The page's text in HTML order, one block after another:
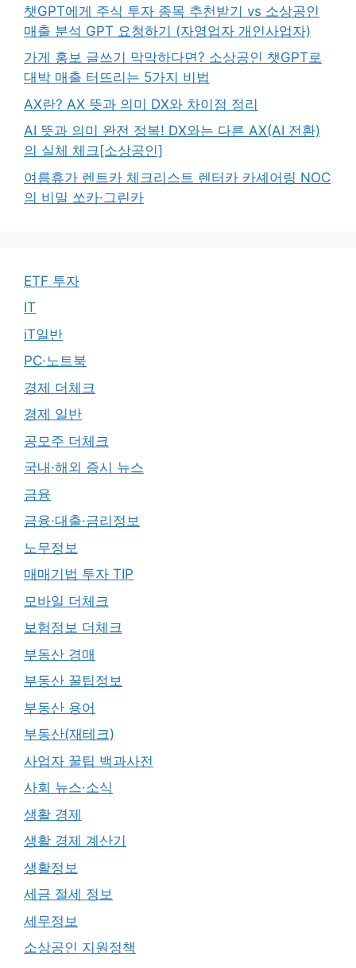
챗GPT에게 주식 투자 종목 추천받기 vs 소상공인
매출 분석 GPT 요청하기 (자영업자 개인사업자)
가게 홍보 글쓰기 막막하다면? 소상공인 챗GPT로
대박 매출 터뜨리는 5가지 비법
AX란? AX 뜻과 의미 DX와 차이점 정리
AI 뜻과 의미 완전 정복! DX와는 다른 AX(AI 전환)
의 실체 체크[소상공인]
여름휴가 렌트카 체크리스트 렌터카 카셰어링 NOC
의 비밀 쏘카·그린카
ETF 투자
IT
iT일반
PC·노트북
경제 더체크
경제 일반
공모주 더체크
국내·해외 증시 뉴스
금융
금융·대출·금리정보
노무정보
매매기법 투자 TIP
모바일 더체크
보험정보 더체크
부동산 경매
부동산 꿀팁정보
부동산 용어
부동산(재테크)
사업자 꿀팁 백과사전
사회 뉴스·소식
생활 경제
생활 경제 계산기
생활정보
세금 절세 정보
세무정보
소상공인 지원정책